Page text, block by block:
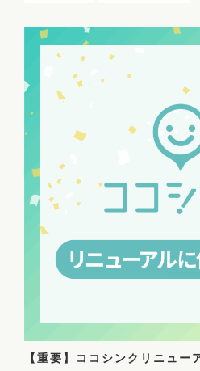
【重要】ココシンクリニュー